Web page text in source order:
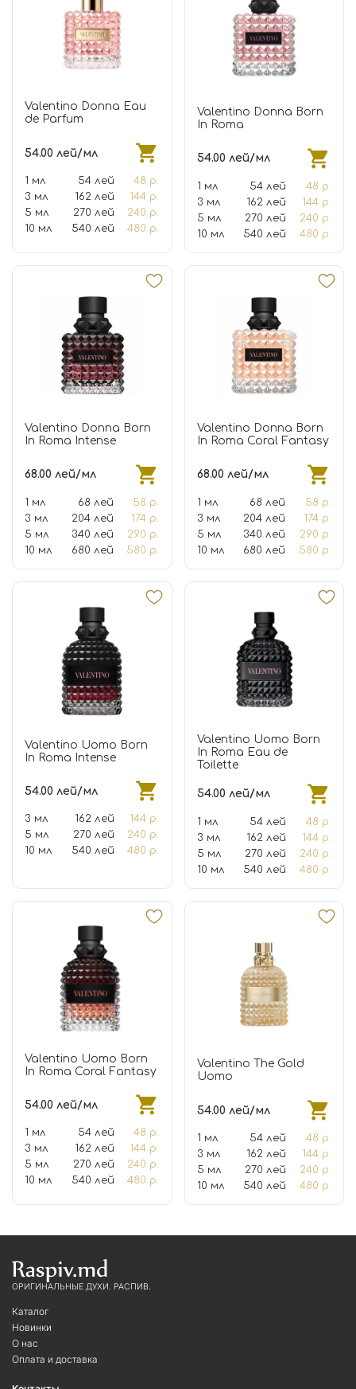
Valentino Donna Eau
de Parfum
54.00 лей/мл
1 мл 54 лей
48 р.
3 мл
162 лей
144 р.
5 мл
270 лей
240 р.
10 мл
540 лей 480 р.
Valentino Donna Born
In Roma
54.00 лей/мл
1 мл 54 лей
48 р.
3 мл
162 лей
144 р.
5 мл
270 лей
240 р.
10 мл
540 лей 480 р.
Valentino Donna Born
In Roma Intense
68.00 лей/мл
1 мл 68 лей
58 р.
3 мл
204 лей
174 р.
5 мл
340 лей
290 р.
10 мл
680 лей 580 р.
Valentino Donna Born
In Roma Coral Fantasy
68.00 лей/мл
1 мл 68 лей
58 р.
3 мл
204 лей
174 р.
5 мл
340 лей
290 р.
10 мл
680 лей 580 р.
Valentino Uomo Born
In Roma Intense
54.00 лей/мл
3 мл 162 лей
144 р.
5 мл
270 лей
240 р.
10 мл
540 лей 480 р.
Valentino Uomo Born
In Roma Eau de
Toilette
54.00 лей/мл
1 мл 54 лей
48 р.
3 мл
162 лей
144 р.
5 мл
270 лей
240 р.
10 мл
540 лей 480 р.
Valentino Uomo Born
In Roma Coral Fantasy
54.00 лей/мл
1 мл 54 лей
48 р.
3 мл
162 лей
144 р.
5 мл
270 лей
240 р.
10 мл
540 лей 480 р.
Valentino The Gold
Uomo
54.00 лей/мл
1 мл 54 лей
48 р.
3 мл
162 лей
144 р.
5 мл
270 лей
240 р.
10 мл
540 лей 480 р.
ОРИГИНАЛЬНЫЕ ДУХИ. РАСПИВ.
Каталог
Новинки
О нас
Оплата и доставка